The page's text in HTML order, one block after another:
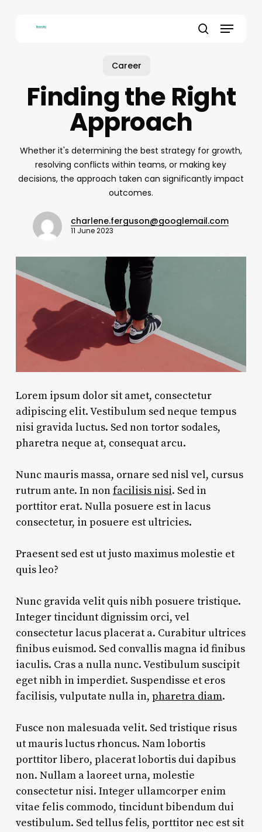
Menu
Career
Finding the Right
Approach
Whether it's determining the best strategy for growth,
resolving conflicts within teams, or making key
decisions, the approach taken can significantly impact
outcomes.
charlene.ferguson@googlemail.com
11 June 2023
Lorem ipsum dolor sit amet, consectetur
adipiscing elit. Vestibulum sed neque tempus
nisi gravida luctus. Sed non tortor sodales,
pharetra neque at, consequat arcu.
Nunc mauris massa, ornare sed nisl vel, cursus
rutrum ante. In nonfacilisis nisi. Sed in
porttitor erat. Nulla posuere est in lacus
consectetur, in posuere est ultricies.
Praesent sed est ut justo maximus molestie et
quis leo?
Nunc gravida velit quis nibh posuere tristique.
Integer tincidunt dignissim orci, vel
consectetur lacus placerat a. Curabitur ultrices
finibus euismod. Sed convallis magna id finibus
iaculis. Cras a nulla nunc. Vestibulum suscipit
eget nibh in imperdiet. Suspendisse et eros
facilisis, vulputate nulla in, pharetra diam.
Fusce non malesuada velit. Sed tristique risus
ut mauris luctus rhoncus. Nam lobortis
porttitor libero, placerat lobortis dui dapibus
non. Nullam a laoreet urna, molestie
consectetur nisi. Integer ullamcorper enim
vitae felis commodo, tincidunt bibendum dui
vestibulum. Sed tellus felis, porttitor nec est sit